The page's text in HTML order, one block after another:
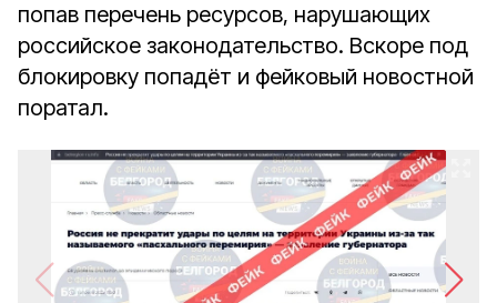
попав перечень ресурсов, нарушающих
российское законодательство. Вскоре под
блокировку попадёт и фейковый новостной
поратал.